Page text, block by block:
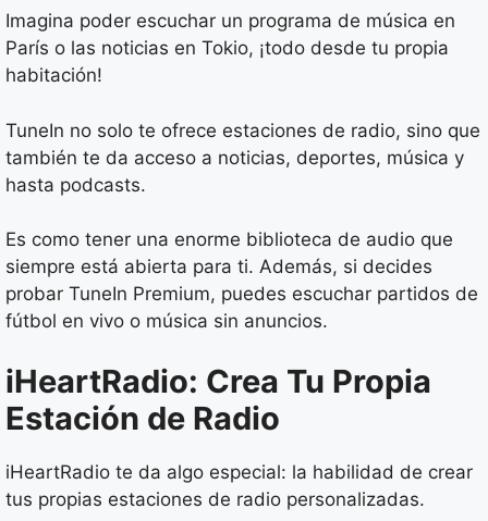
Imagina poder escuchar un programa de música en
París o las noticias en Tokio, ¡todo desde tu propia
habitación!
TuneIn no solo te ofrece estaciones de radio, sino que
también te da acceso a noticias, deportes, música y
hasta podcasts.
Es como tener una enorme biblioteca de audio que
siempre está abierta para ti. Además, si decides
probar TuneIn Premium, puedes escuchar partidos de
fútbol en vivo o música sin anuncios.
iHeartRadio: Crea Tu Propia
Estación de Radio
iHeartRadio te da algo especial: la habilidad de crear
tus propias estaciones de radio personalizadas.